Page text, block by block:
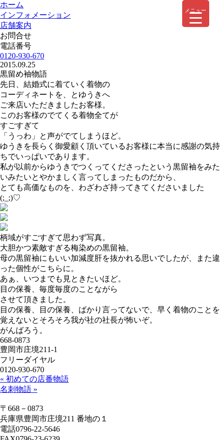
ホーム
インフォメーション
店舗案内
お問合せ
電話番号
0120-930-670
2015.09.25
黒留め袖物語
先日、結婚式に着ていく着物の
コーディネートを、とゆうきへ
ご来店いただきましたお客様。
このお客様のでてくる着物全てが
すごすぎて
「うっわ」と声がでてしまうほど。
ゆうきを長らく御愛顧く頂いているお客様に本当に感謝の気持
ちでいっぱいであります。
私が以前からゆうきでつくってくださったという黒留袖をみた
いみたいとやかましく言ってしまったものだから、
とても高価なものを、わざわざ持ってきてくださいました
(;_;)♡
柄域がすごすぎて思わず写真。
大胆かつ素敵すぎる梅染めの黒留袖。
母の黒留袖にもいい加減度肝を抜かれる思いでしたが、また違
った個性がこちらに。
あぁ、いつまでも見ときたいほど。
目の保養、毎度毎度のことながら
させて頂きました。
目の保養、目の保養、ばかり言ってないで、早く着物のことを
覚えないとそろそろ我が社の社長が怖いぞ。
がんばろう。
668-0873
豊岡市庄境211-1
フリーダイヤル
0120-930-670
« 初めての店番物語
名刺物語 »
〒668－0873
兵庫県豊岡市庄境211 番地の１
電話0796-22-5646
メニュー